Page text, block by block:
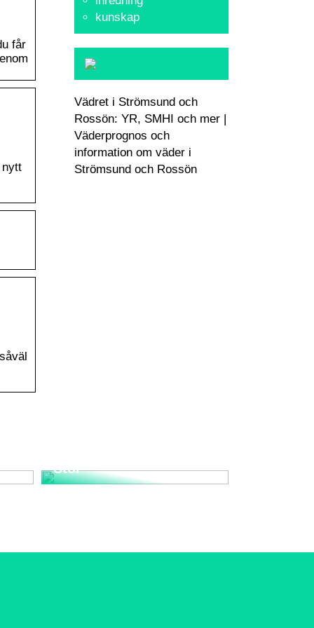
får
nytt
kunskap
Vädret i Strömsund och
Rossön: YR, SMHI och mer |
Väderprognos och
information om väder i
Strömsund och Rossön
Stol